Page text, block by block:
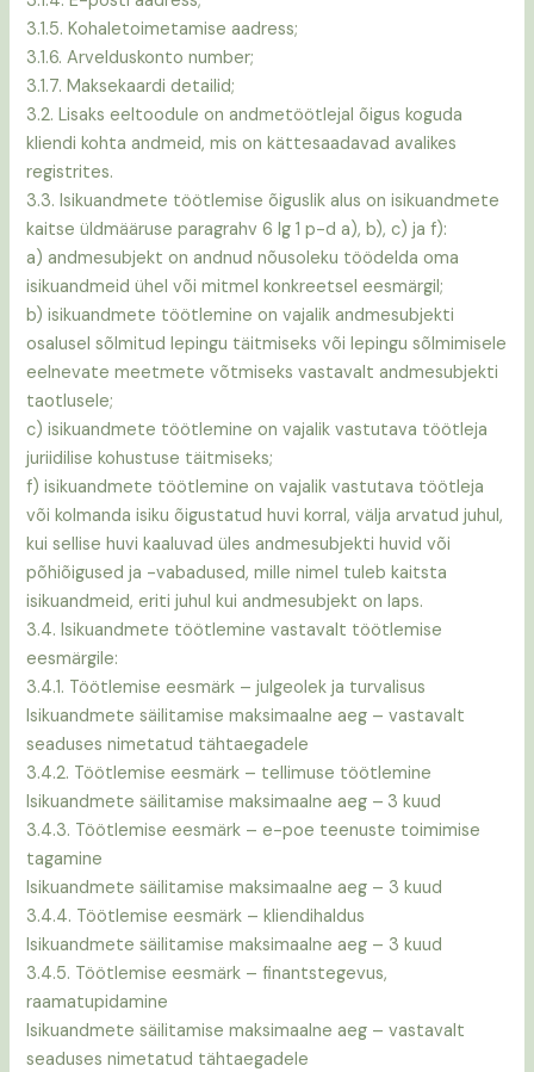
3.1.5. Kohaletoimetamise aadress;
3.1.6. Arvelduskonto number;
3.1.7. Maksekaardi detailid;
3.2. Lisaks eeltoodule on andmetöötlejal õigus koguda
kliendi kohta andmeid, mis on kättesaadavad avalikes
registrites.
3.3. Isikuandmete töötlemise õiguslik alus on isikuandmete
kaitse üldmääruse paragrahv 6 lg 1 p-d a), b), c) ja f):
a) andmesubjekt on andnud nõusoleku töödelda oma
isikuandmeid ühel või mitmel konkreetsel eesmärgil;
b) isikuandmete töötlemine on vajalik andmesubjekti
osalusel sõlmitud lepingu täitmiseks või lepingu sõlmimisele
eelnevate meetmete võtmiseks vastavalt andmesubjekti
taotlusele;
c) isikuandmete töötlemine on vajalik vastutava töötleja
juriidilise kohustuse täitmiseks;
f) isikuandmete töötlemine on vajalik vastutava töötleja
või kolmanda isiku õigustatud huvi korral, välja arvatud juhul,
kui sellise huvi kaaluvad üles andmesubjekti huvid või
põhiõigused ja -vabadused, mille nimel tuleb kaitsta
isikuandmeid, eriti juhul kui andmesubjekt on laps.
3.4. Isikuandmete töötlemine vastavalt töötlemise
eesmärgile:
3.4.1. Töötlemise eesmärk – julgeolek ja turvalisus
Isikuandmete säilitamise maksimaalne aeg – vastavalt
seaduses nimetatud tähtaegadele
3.4.2. Töötlemise eesmärk – tellimuse töötlemine
Isikuandmete säilitamise maksimaalne aeg – 3 kuud
3.4.3. Töötlemise eesmärk – e-poe teenuste toimimise
tagamine
Isikuandmete säilitamise maksimaalne aeg – 3 kuud
3.4.4. Töötlemise eesmärk – kliendihaldus
Isikuandmete säilitamise maksimaalne aeg – 3 kuud
3.4.5. Töötlemise eesmärk – finantstegevus,
raamatupidamine
Isikuandmete säilitamise maksimaalne aeg – vastavalt
seaduses nimetatud tähtaegadele